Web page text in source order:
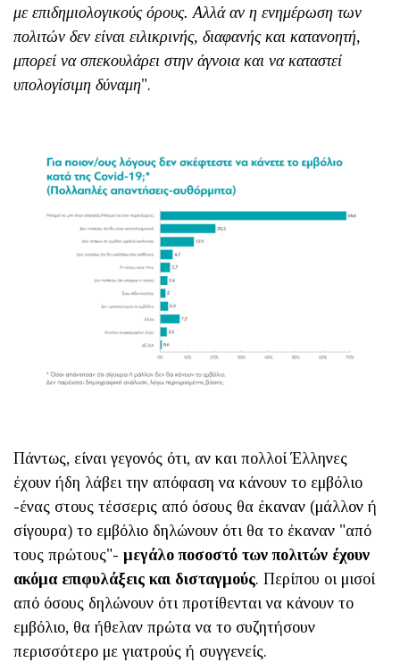
με επιδημιολογικούς όρους. Αλλά αν η ενημέρωση των
πολιτών δεν είναι ειλικρινής, διαφανής και κατανοητή,
μπορεί να σπεκουλάρει στην άγνοια και να καταστεί
υπολογίσιμη δύναμη".
Πάντως, είναι γεγονός ότι, αν και πολλοί Έλληνες
έχουν ήδη λάβει την απόφαση να κάνουν το εμβόλιο
-ένας στους τέσσερις από όσους θα έκαναν (μάλλον ή
σίγουρα) το εμβόλιο δηλώνουν ότι θα το έκαναν "από
τους πρώτους"- μεγάλο ποσοστό των πολιτών έχουν
ακόμα επιφυλάξεις και δισταγμούς. Περίπου οι μισοί
από όσους δηλώνουν ότι προτίθενται να κάνουν το
εμβόλιο, θα ήθελαν πρώτα να το συζητήσουν
περισσότερο με γιατρούς ή συγγενείς.